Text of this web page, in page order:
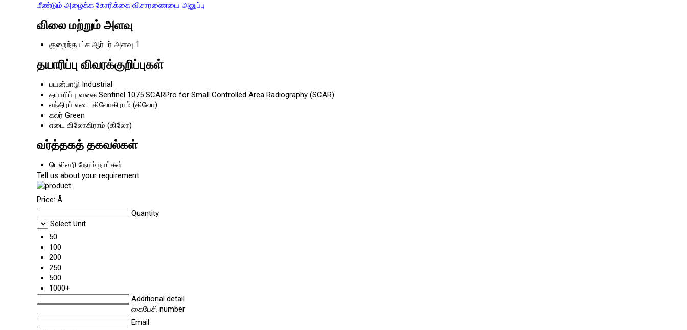
மீண்டும் அழைக்க கோரிக்கை விசாரணையை அனுப்பு
விலை மற்றும் அளவு
குறைந்தபட்ச ஆர்டர் அளவு 1
தயாரிப்பு விவரக்குறிப்புகள்
பயன்பாடு Industrial
தயாரிப்பு வகை Sentinel 1075 SCARPro for Small Controlled Area Radiography (SCAR)
எந்திரப் எடை கிலோகிராம் (கிலோ)
கலர் Green
எடை கிலோகிராம் (கிலோ)
வர்த்தகத் தகவல்கள்
டெலிவரி நேரம் நாட்கள்
Tell us about your requirement
Price: Â
Quantity
Select Unit
50
100
200
250
500
1000+
Additional detail
கைபேசி number
Email